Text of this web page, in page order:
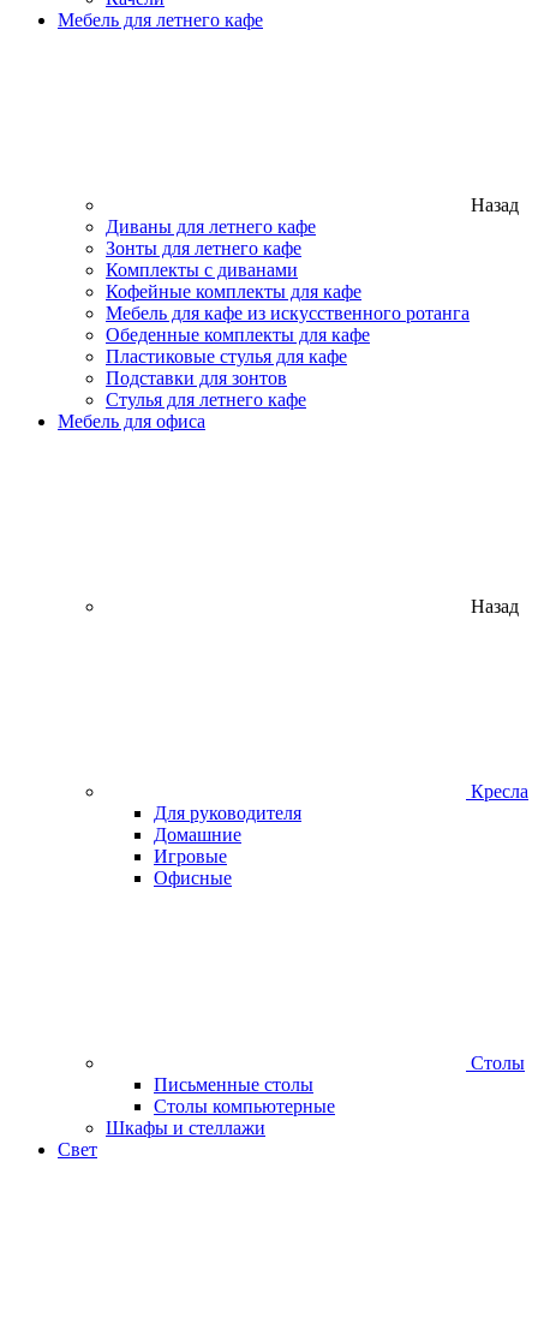
Мебель для летнего кафе
Назад
Диваны для летнего кафе
Зонты для летнего кафе
Комплекты с диванами
Кофейные комплекты для кафе
Мебель для кафе из искусственного ротанга
Обеденные комплекты для кафе
Пластиковые стулья для кафе
Подставки для зонтов
Стулья для летнего кафе
Мебель для офиса
Назад
Кресла
Для руководителя
Домашние
Игровые
Офисные
Столы
Письменные столы
Столы компьютерные
Шкафы и стеллажи
Свет